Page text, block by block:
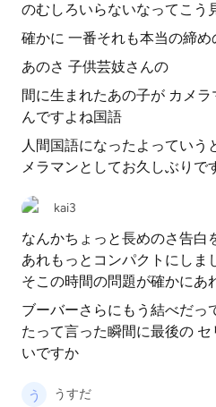
のむしろいらないなってこう
確かに 一番それも本当の締
あのさ 子供芸妓さんの
間に生まれたあの子が カメ
んですよね国語
人間国語になったよっていう
メラマンとしてお久しぶりで
kai3
なんかちょっと長めのさ告白
あれもっとコンパクトにしま
そこの時間の問題が確かにあ
ブーバーさらにもう結べだっ
たって言った瞬間に最後の
いですか
うすだ